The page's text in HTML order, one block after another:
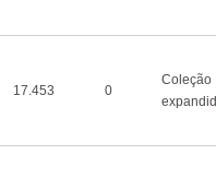
17.453 0
Coleção